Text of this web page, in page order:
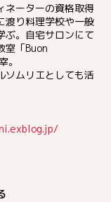
ネーターの資格取得
渡り料理学校や一般
ぶ。自宅サロンにて
室「Buon
ソムリエとしても活